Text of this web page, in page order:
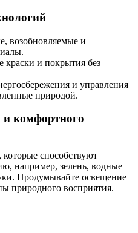
возобновляемые и
краски и покрытия без
и управления
природой.
и комфортного
способствуют
например, зелень, водные
Продумывайте освещение
природного восприятия.